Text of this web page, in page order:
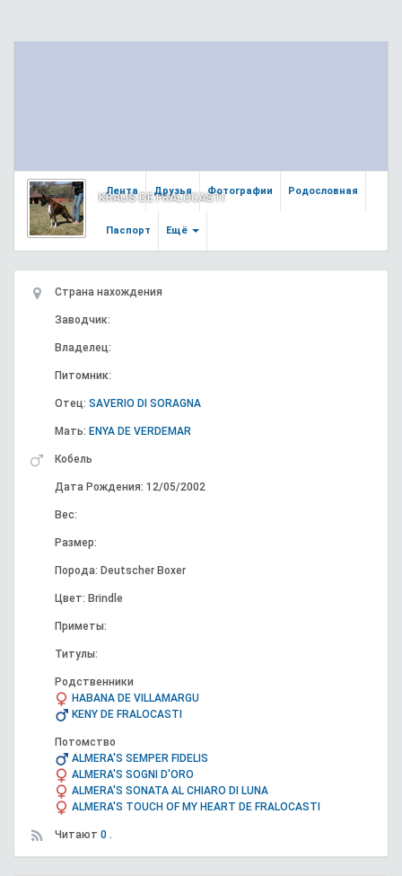
KRAUS DE FRALOCASTI
Лента Друзья Фотографии Родословная
Паспорт Ещё
Страна нахождения
Заводчик:
Владелец:
Питомник:
Отец: SAVERIO DI SORAGNA
Мать: ENYA DE VERDEMAR
Кобель
Дата Рождения: 12/05/2002
Вес:
Размер:
Порода: Deutscher Boxer
Цвет: Brindle
Приметы:
Титулы:
Родственники
HABANA DE VILLAMARGU
KENY DE FRALOCASTI
Потомство
ALMERA'S SEMPER FIDELIS
ALMERA'S SOGNI D'ORO
ALMERA'S SONATA AL CHIARO DI LUNA
ALMERA'S TOUCH OF MY HEART DE FRALOCASTI
Читают 0 .